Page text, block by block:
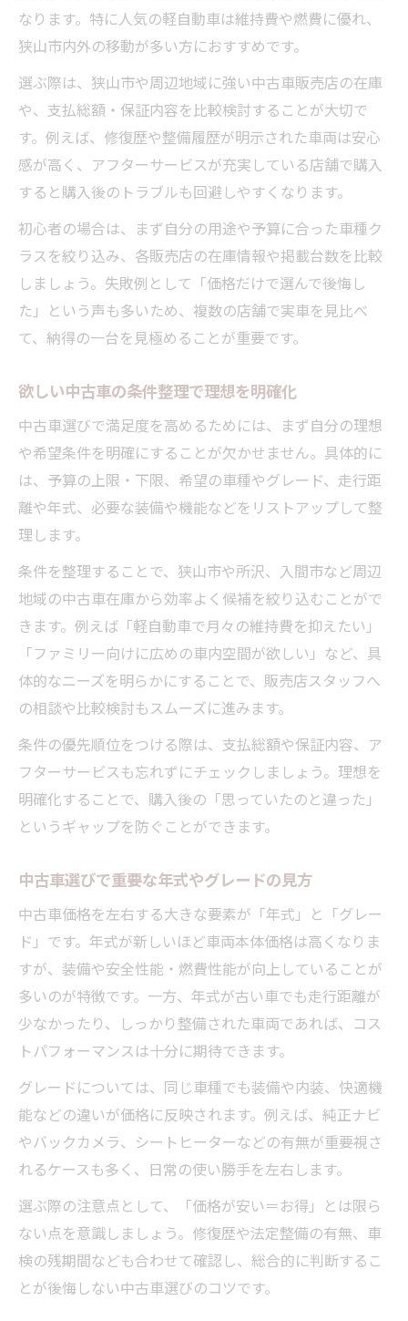
なります。特に人気の軽自動車は維持費や燃費に優れ、
狭山市内外の移動が多い方におすすめです。
選ぶ際は、狭山市や周辺地域に強い中古車販売店の在庫
や、支払総額・保証内容を比較検討することが大切で
す。例えば、修復歴や整備履歴が明示された車両は安心
感が高く、アフターサービスが充実している店舗で購入
すると購入後のトラブルも回避しやすくなります。
初心者の場合は、まず自分の用途や予算に合った車種ク
ラスを絞り込み、各販売店の在庫情報や掲載台数を比較
しましょう。失敗例として「価格だけで選んで後悔し
た」という声も多いため、複数の店舗で実車を見比べ
て、納得の一台を見極めることが重要です。
欲しい中古車の条件整理で理想を明確化
中古車選びで満足度を高めるためには、まず自分の理想
や希望条件を明確にすることが欠かせません。具体的に
は、予算の上限・下限、希望の車種やグレード、走行距
離や年式、必要な装備や機能などをリストアップして整
理します。
条件を整理することで、狭山市や所沢、入間市など周辺
地域の中古車在庫から効率よく候補を絞り込むことがで
きます。例えば「軽自動車で月々の維持費を抑えたい」
「ファミリー向けに広めの車内空間が欲しい」など、具
体的なニーズを明らかにすることで、販売店スタッフへ
の相談や比較検討もスムーズに進みます。
条件の優先順位をつける際は、支払総額や保証内容、ア
フターサービスも忘れずにチェックしましょう。理想を
明確化することで、購入後の「思っていたのと違った」
というギャップを防ぐことができます。
中古車選びで重要な年式やグレードの見方
中古車価格を左右する大きな要素が「年式」と「グレー
ド」です。年式が新しいほど車両本体価格は高くなりま
すが、装備や安全性能・燃費性能が向上していることが
多いのが特徴です。一方、年式が古い車でも走行距離が
少なかったり、しっかり整備された車両であれば、コス
トパフォーマンスは十分に期待できます。
グレードについては、同じ車種でも装備や内装、快適機
能などの違いが価格に反映されます。例えば、純正ナビ
やバックカメラ、シートヒーターなどの有無が重要視さ
れるケースも多く、日常の使い勝手を左右します。
選ぶ際の注意点として、「価格が安い＝お得」とは限ら
ない点を意識しましょう。修復歴や法定整備の有無、車
検の残期間なども合わせて確認し、総合的に判断するこ
とが後悔しない中古車選びのコツです。